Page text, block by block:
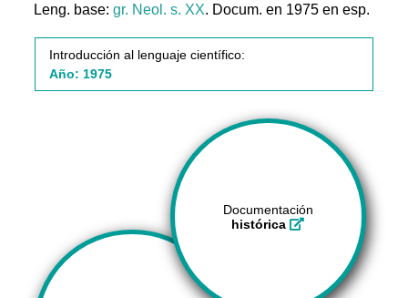
Leng. base:gr. Neol. s. XX. Docum. en 1975 en esp.
Introducción al lenguaje científico:
Año: 1975
Documentación
histórica